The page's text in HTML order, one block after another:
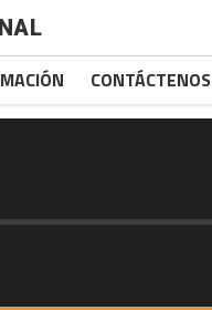
CONTÁCTENOS